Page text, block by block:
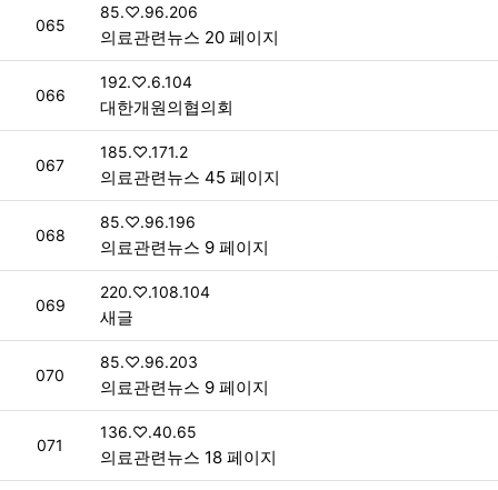
번호
065
접속자
85.♡.96.206
의료관련뉴스 20 페이지
번호
066
접속자
192.♡.6.104
대한개원의협의회
번호
067
접속자
185.♡.171.2
의료관련뉴스 45 페이지
번호
068
접속자
85.♡.96.196
의료관련뉴스 9 페이지
번호
069
접속자
220.♡.108.104
새글
번호
070
접속자
85.♡.96.203
의료관련뉴스 9 페이지
번호
071
접속자
136.♡.40.65
의료관련뉴스 18 페이지